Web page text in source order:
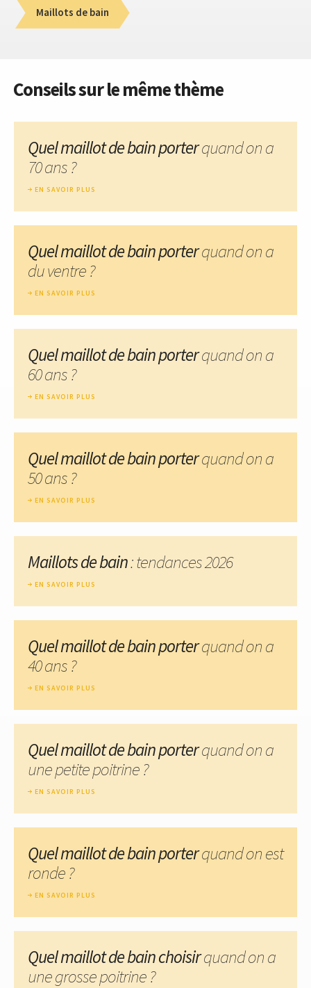
Maillots de bain
Conseils sur le même thème
Quel maillot de bain porterquand on a
70 ans ?
EN SAVOIR PLUS
Quel maillot de bain porterquand on a
du ventre ?
EN SAVOIR PLUS
Quel maillot de bain porterquand on a
60 ans ?
EN SAVOIR PLUS
Quel maillot de bain porterquand on a
50 ans ?
EN SAVOIR PLUS
Maillots de bain: tendances 2026
EN SAVOIR PLUS
Quel maillot de bain porterquand on a
40 ans ?
EN SAVOIR PLUS
Quel maillot de bain porterquand on a
une petite poitrine ?
EN SAVOIR PLUS
Quel maillot de bain porterquand on est
ronde ?
EN SAVOIR PLUS
Quel maillot de bain choisirquand on a
une grosse poitrine ?